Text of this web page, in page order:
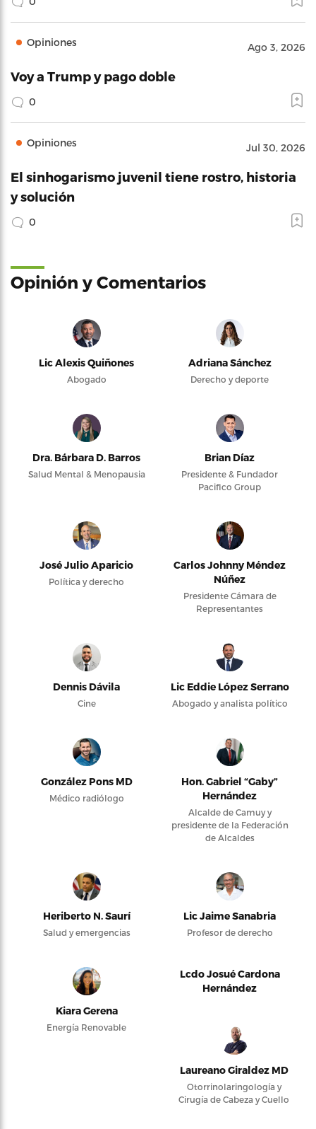
Opiniones Ago 3, 2026
Voy a Trump y pago doble
0
Opiniones Jul 30, 2026
El sinhogarismo juvenil tiene rostro, historia
y solución
0
Opinión y Comentarios
Lic Alexis Quiñones
Abogado
Adriana Sánchez
Derecho y deporte
Dra. Bárbara D. Barros
Salud Mental & Menopausia
Brian Díaz
Presidente & Fundador
Pacifico Group
José Julio Aparicio
Política y derecho
Carlos Johnny Méndez
Núñez
Presidente Cámara de
Representantes
Dennis Dávila
Cine
Lic Eddie López Serrano
Abogado y analista político
González Pons MD
Médico radiólogo
Hon. Gabriel “Gaby”
Hernández
Alcalde de Camuy y
presidente de la Federación
de Alcaldes
Heriberto N. Saurí
Salud y emergencias
Lic Jaime Sanabria
Profesor de derecho
Kiara Gerena
Energía Renovable
Lcdo Josué Cardona
Hernández
Laureano Giraldez MD
Otorrinolaringología y
Cirugía de Cabeza y Cuello